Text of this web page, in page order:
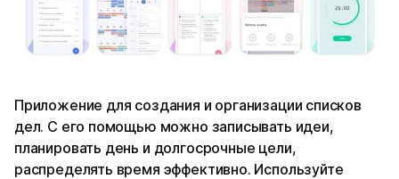
Приложение для создания и организации списков
дел. С его помощью можно записывать идеи,
планировать день и долгосрочные цели,
распределять время эффективно. Используйте